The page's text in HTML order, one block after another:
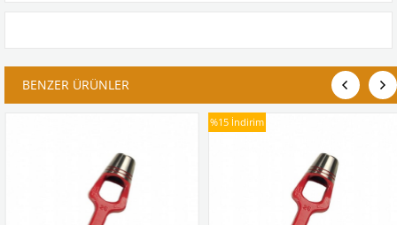
BENZER ÜRÜNLER
%15 İndirim